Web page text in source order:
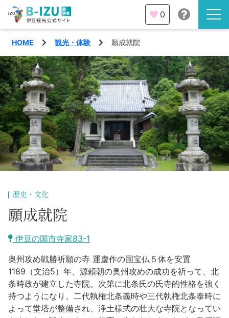
伊豆半島を知る
伊豆のみどころ
みる
あそぶ
あじわう
観光・体験
イベント
エリア
熱海市
沼津市
三島市
南伊豆町
函南町
特集
旅の計画
モデルコース
宿泊・予約
旅程作成
合同会社説明会
0
HOME 観光・体験 願成就院
歴史・文化
願成就院
伊豆の国市寺家83-1
奥州攻め戦勝祈願の寺 運慶作の国宝仏５体を安置
1189（文治5）年、源頼朝の奥州攻めの成功を祈って、北
条時政が建立した寺院。次第に北条氏の氏寺的性格を強く
持つようになり、二代執権北条義時や三代執権北条泰時に
よって堂塔が整備され、浄土様式の壮大な寺院となってい